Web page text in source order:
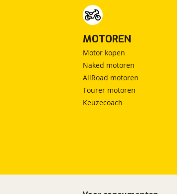
MOTOREN
Motor kopen
Naked motoren
AllRoad motoren
Tourer motoren
Keuzecoach